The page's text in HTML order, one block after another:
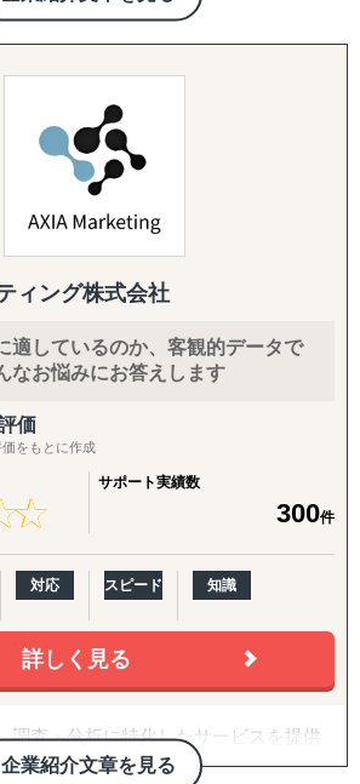
在ビザなど、進出・移住に必要なビザ
して各専門家チームが対応します。
解し、事業の成功可能性を高める
／Meta など）
施策
ンツ制作
適なパートナーとの取引を創出する
在員のネットワークに加え、拠点のな
由で対応。「まず1〜2社、現地候補と
スポットご相談から承ります。
対応(月額8万円〜のGEO/EOR)
らずに人だけ採用したい、テストマー
コストで踏み出していただけます。
設立〜撤退まで)
アテンドから、登記・各種ライセンス
退・閉鎖まで一気通貫で対応します。
海外M&A)
却によるスピード進出・スピード撤退
ト選定、買収戦略立案、デューデリジ
。
労務
移転価格、子会社監査、人事労務制度
グローバル税務戦略まで、会計事務所
ネットワークで網羅します。
確保すればよいのか」
社に適しているのか」
意点は何か」
企業様から、このようなお悩みを数多
した疑問や課題を解決し、進出準備段
、運営まで一貫したサポートを提供し
拠点設立が可能なグローバルネットワ
進出のスピードと効率を最大化。コス
成長・成熟フェーズまで、GoGlobal
いたします。
ィング株式会社
適しているのか、客観的データで
なお悩みにお答えします
価
をもとに作成
★
★
サポート実績数
300件
対応 スピード 知識
詳しく見る
企業紹介文章を見る
調査・分析に特化したサービスを提供